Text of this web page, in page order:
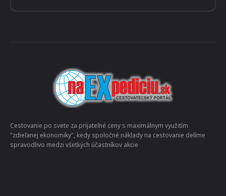
BEZPEČNOSŤ
Stratené deti so šťastným koncom,
zabudnuté doklady či pofidérne
pre policajtov v Chorvátsku.